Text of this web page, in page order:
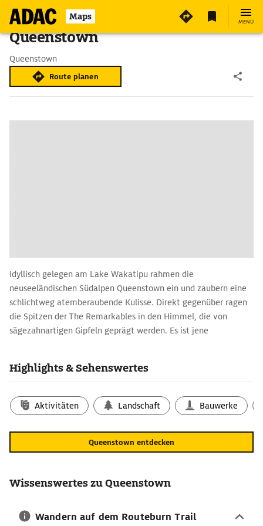
Maps MENÜ
Queenstown
Queenstown
Route planen
Idyllisch gelegen am Lake Wakatipu rahmen die
neuseeländischen Südalpen Queenstown ein und zaubern eine
schlichtweg atemberaubende Kulisse. Direkt gegenüber ragen
die Spitzen der The Remarkables in den Himmel, die von
sägezahnartigen Gipfeln geprägt werden. Es ist jene
kontinentale Klima lässt Queenstown zu einem beliebten
Schutzwall. Sie halten die in Neuseeland kühlen und
regenbringenden Westwinde ab. Dadurch ist es in Queenstown
wärmer als in Wellington. In den Monaten von Dezember bis
März liegt die Durchschnittstemperatur bei 21 °C.
Während auf der Südinsel Neuseelands im Hinterland von
Auswahl spannender Outdooraktivitäten ein. Eins der schönsten
Ausflugsziele während einer Reise ist die Skyline Gondola. Die
Highlights & Sehenswertes
Aktivitäten Landschaft Bauwerke
Queenstown entdecken
Wissenswertes zu Queenstown
Wandern auf dem Routeburn Trail